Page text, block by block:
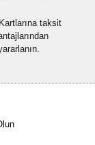
taksit